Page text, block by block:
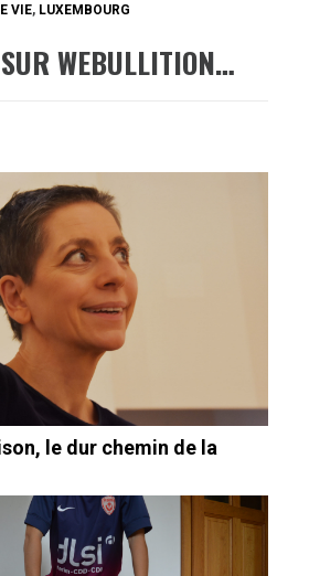
VIE, LUXEMBOURG
WEBULLITION…
le dur chemin de la